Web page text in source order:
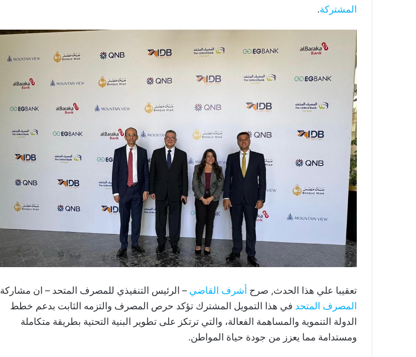
المشتركة.
تعقيبا علي هذا الحدث, صرح أشرف القاضي – الرئيس التنفيذي للمصرف المتحد – ان مشاركة
المصرف المتحد في هذا التمويل المشترك تؤكد حرص المصرف والتزمه الثابت بدعم خطط
الدولة التنموية والمساهمة الفعالة، والتي ترتكز على تطوير البنية التحتية بطريقة متكاملة
ومستدامة مما يعزز من جودة حياة المواطن.